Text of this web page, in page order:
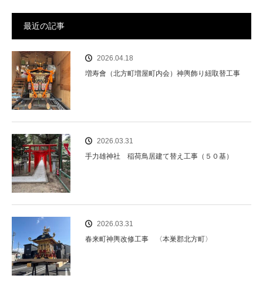
最近の記事
2026.04.18
増寿會（北方町増屋町内会）神輿飾り紐取替工事
2026.03.31
手力雄神社 稲荷鳥居建て替え工事（５０基）
2026.03.31
春来町神輿改修工事 〈本巣郡北方町〉